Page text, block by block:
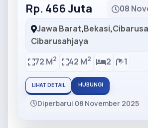
Rp. 466 Juta
08
Jawa Barat,Bekasi,
Cibarusahjaya
72 M2 42 M2 2 1
LIHAT DETAIL HUBUNGI
Diperbarui 08 November 2025